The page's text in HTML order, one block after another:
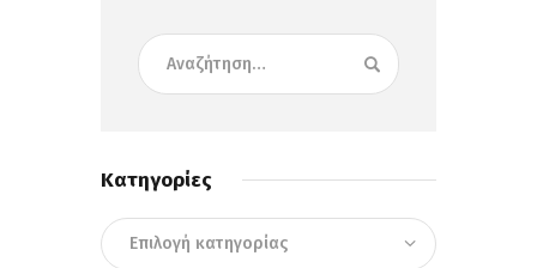
Κατηγορίες